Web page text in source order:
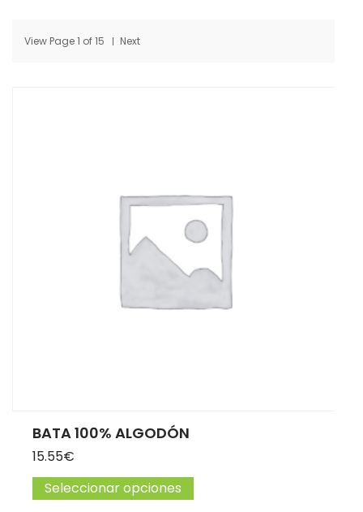
View Page1 of15 Next
BATA 100% ALGODÓN
15.55€
Seleccionar opciones